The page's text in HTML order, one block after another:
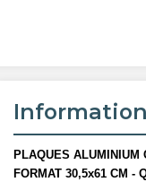
PLAQUES
FORMAT 30,5x61 CM -